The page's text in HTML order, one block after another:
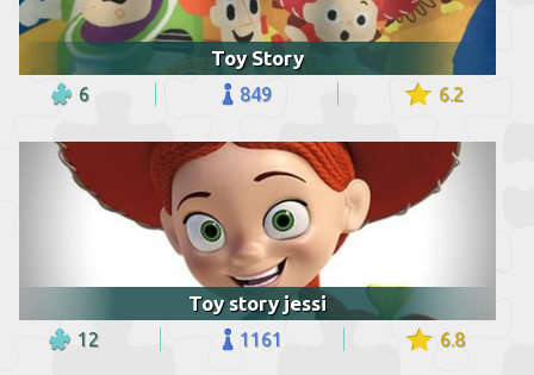
Toy Story
6 849 6.2
Toy story jessi
12 1161 6.8